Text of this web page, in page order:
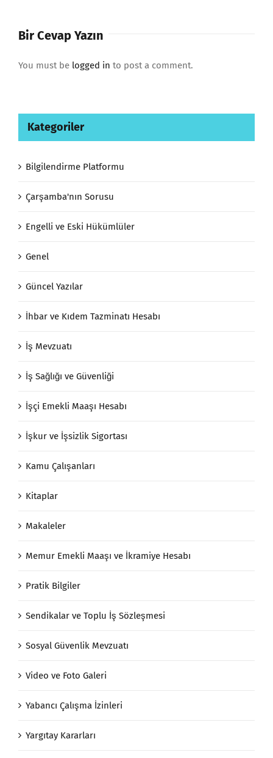
Bir Cevap Yazın
You must be logged in to post a comment.
Kategoriler
Bilgilendirme Platformu
Çarşamba'nın Sorusu
Engelli ve Eski Hükümlüler
Genel
Güncel Yazılar
İhbar ve Kıdem Tazminatı Hesabı
İş Mevzuatı
İş Sağlığı ve Güvenliği
İşçi Emekli Maaşı Hesabı
İşkur ve İşsizlik Sigortası
Kamu Çalışanları
Kitaplar
Makaleler
Memur Emekli Maaşı ve İkramiye Hesabı
Pratik Bilgiler
Sendikalar ve Toplu İş Sözleşmesi
Sosyal Güvenlik Mevzuatı
Video ve Foto Galeri
Yabancı Çalışma İzinleri
Yargıtay Kararları